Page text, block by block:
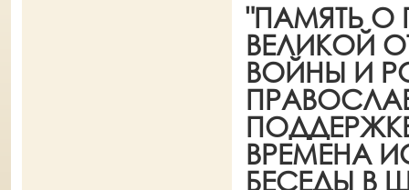
"ПАМЯТЬ О
ВЕЛИКОЙ
ВОЙНЫ И
ВРЕМЕНА
БЕСЕДЫ В